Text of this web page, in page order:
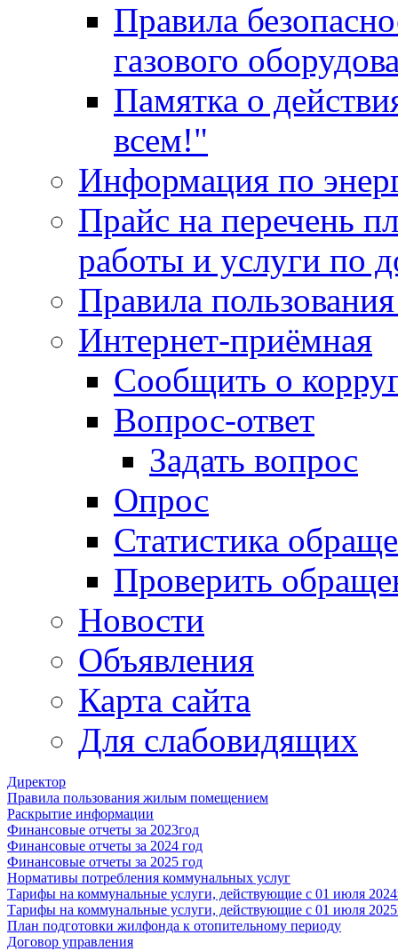
Правила
газового
Памятка о
всем!"
Информация по
Прайс на перечень
работы и услуги по
Правила
Интернет-приёмная
Сообщить о
Вопрос-ответ
Задать вопрос
Опрос
Статистика
Проверить
Новости
Объявления
Карта сайта
Для слабовидящих
Директор
Правила пользования жилым помещением
Раскрытие информации
Финансовые отчеты за 2023год
Финансовые отчеты за 2024 год
Финансовые отчеты за 2025 год
Нормативы потребления коммунальных услуг
Тарифы на коммунальные услуги, действующие с 01 июля
Тарифы на коммунальные услуги, действующие с 01 июля
План подготовки жилфонда к отопительному периоду
Договор управления